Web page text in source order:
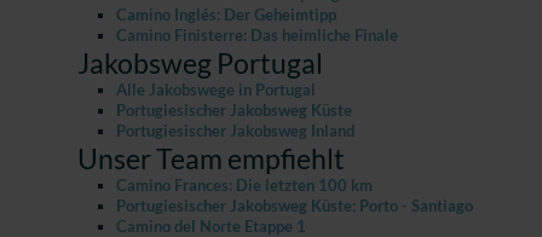
Camino Inglés: Der Geheimtipp
Camino Finisterre: Das heimliche Finale
Jakobsweg Portugal
Alle Jakobswege in Portugal
Portugiesischer Jakobsweg Küste
Portugiesischer Jakobsweg Inland
Unser Team empfiehlt
Camino Frances: Die letzten 100 km
Portugiesischer Jakobsweg Küste: Porto - Santiago
Camino del Norte Etappe 1